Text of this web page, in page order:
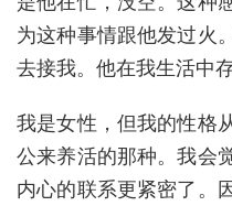
为这种事情跟他发过火
去接我。他在我生活中
我是女性，但我的性格
公来养活的那种。我会
内心的联系更紧密了。